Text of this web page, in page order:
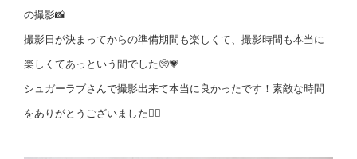
の撮影📸
撮影日が決まってからの準備期間も楽しくて、撮影時間も本当に
楽しくてあっという間でした🥺💗
シュガーラブさんで撮影出来て本当に良かったです！素敵な時間
をありがとうございました🙇‍♂️